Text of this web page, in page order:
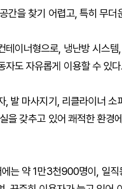
간을 찾기 어렵고, 특히 무
테이너형으로, 냉난방 시스
자도 자유롭게 이용할 수 있다.
발 마사지기, 리클라이너
을 갖추고 있어 쾌적한 환
는 약 1만3천900명이, 일